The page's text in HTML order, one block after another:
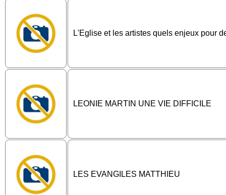
L'Eglise et les artistes quels enjeux pour
LEONIE MARTIN UNE VIE DIFFICILE
LES EVANGILES MATTHIEU